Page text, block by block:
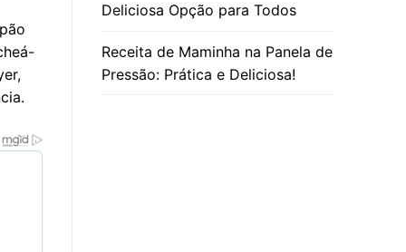
Deliciosa Opção para Todos
Receita de Maminha na Panela de
Pressão: Prática e Deliciosa!